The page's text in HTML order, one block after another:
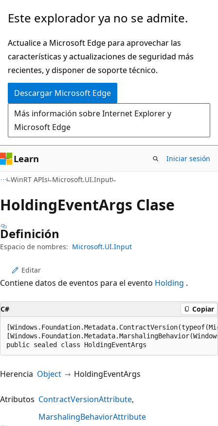
Ir
contenido
principal
Ir
la
navegación
en
la
página
Este explorador ya no se admite.
Actualice a Microsoft Edge para aprovechar las
características y actualizaciones de seguridad más
recientes, y disponer de soporte técnico.
Descargar Microsoft Edge
Más información sobre Internet Explorer y
Microsoft Edge
Learn Iniciar sesión
WinRT APIs Microsoft.UI.Input
HoldingEventArgs Clase
Definición
Espacio de nombres: Microsoft.UI.Input
Editar
Contiene datos de eventos para el evento Holding .
C# Copiar
public sealed class HoldingEventArgs
Herencia Object HoldingEventArgs
Atributos ContractVersionAttribute
MarshalingBehaviorAttribute